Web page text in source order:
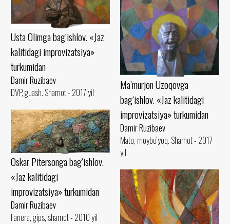
Usta Olimga bag‘ishlov. «Jaz
kalitidagi improvizatsiya»
turkumidan
Damir Ruzibaev
DVP, guash. Shamot - 2017 yil
Ma’murjon Uzoqovga
bag‘ishlov. «Jaz kalitidagi
improvizatsiya» turkumidan
Damir Ruzibaev
Mato, moybo‘yoq. Shamot - 2017
yil
Oskar Pitersonga bag‘ishlov.
«Jaz kalitidagi
improvizatsiya» turkumidan
Damir Ruzibaev
Fanera, gips, shamot - 2010 yil